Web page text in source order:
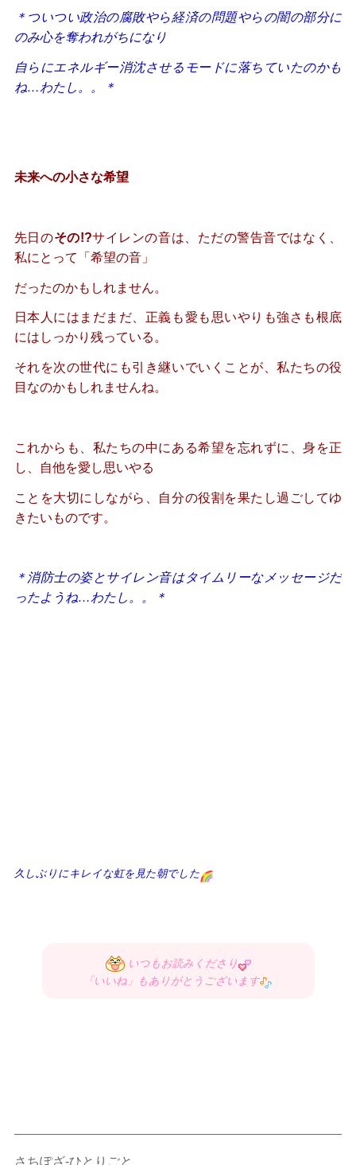
＊ついつい政治の腐敗やら経済の問題やらの闇の部分に
のみ心を奪われがちになり
自らにエネルギー消沈させるモードに落ちていたのかも
ね…わたし。。＊
未来への小さな希望
先日のその!?サイレンの音は、ただの警告音ではなく、
私にとって「希望の音」
だったのかもしれません。
日本人にはまだまだ、正義も愛も思いやりも強さも根底
にはしっかり残っている。
それを次の世代にも引き継いでいくことが、私たちの役
目なのかもしれませんね。
これからも、私たちの中にある希望を忘れずに、身を正
し、自他を愛し思いやる
ことを大切にしながら、自分の役割を果たし過ごしてゆ
きたいものです。
＊消防士の姿とサイレン音はタイムリーなメッセージだ
ったようね…わたし。。＊
久しぶりにキレイな虹を見た朝でした
いつもお読みくださり
「いいね」もありがとうございます
さちぽざ-ひとりごと